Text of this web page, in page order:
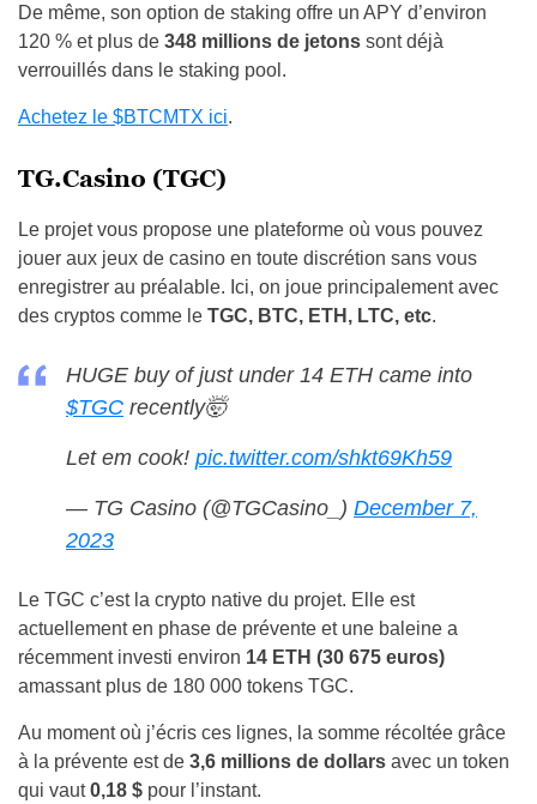
De même, son option de staking offre un APY d’environ
120 % et plus de 348 millions de jetons sont déjà
verrouillés dans le staking pool.
Achetez le $BTCMTX ici.
TG.Casino (TGC)
Le projet vous propose une plateforme où vous pouvez
jouer aux jeux de casino en toute discrétion sans vous
enregistrer au préalable. Ici, on joue principalement avec
des cryptos comme le TGC, BTC, ETH, LTC, etc.
HUGE buy of just under 14 ETH came into
$TGC recently🤯
Let em cook! pic.twitter.com/shkt69Kh59
— TG Casino (@TGCasino_) December 7,
2023
Le TGC c’est la crypto native du projet. Elle est
actuellement en phase de prévente et une baleine a
récemment investi environ 14 ETH (30 675 euros)
amassant plus de 180 000 tokens TGC.
Au moment où j’écris ces lignes, la somme récoltée grâce
à la prévente est de 3,6 millions de dollars avec un token
qui vaut0,18 $ pour l’instant.